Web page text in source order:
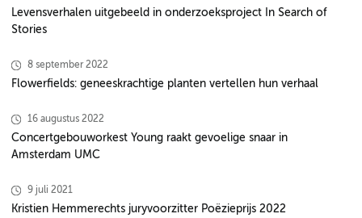
Levensverhalen uitgebeeld in onderzoeksproject In Search of
Stories
8 september 2022
Flowerfields: geneeskrachtige planten vertellen hun verhaal
16 augustus 2022
Concertgebouworkest Young raakt gevoelige snaar in
Amsterdam UMC
9 juli 2021
Kristien Hemmerechts juryvoorzitter Poëzieprijs 2022